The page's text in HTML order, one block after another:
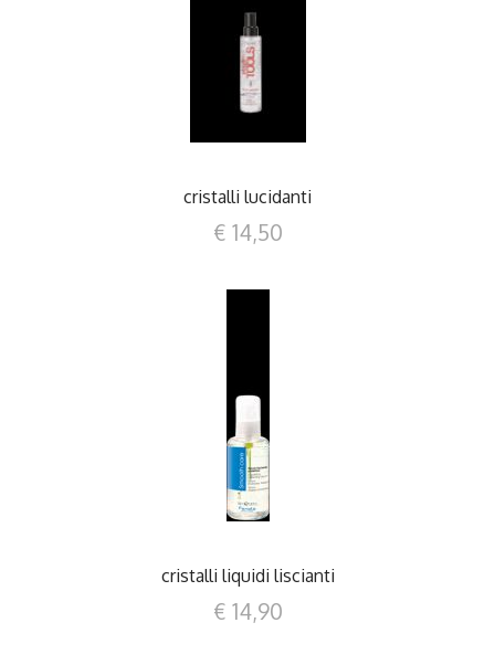
DETTAGLI
cristalli lucidanti
€ 14,50
cristalli liquidi liscianti
€ 14,90